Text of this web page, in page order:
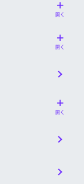
開く
開く
開く